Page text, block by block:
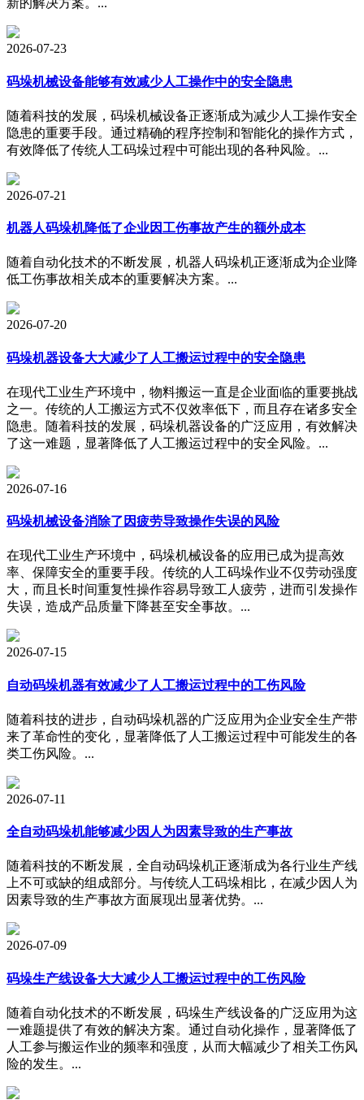
新的解决方案。...
2026-07-23
码垛机械设备能够有效减少人工操作中的安全隐患
随着科技的发展，码垛机械设备正逐渐成为减少人工操作安全
隐患的重要手段。通过精确的程序控制和智能化的操作方式，
有效降低了传统人工码垛过程中可能出现的各种风险。...
2026-07-21
机器人码垛机降低了企业因工伤事故产生的额外成本
随着自动化技术的不断发展，机器人码垛机正逐渐成为企业降
低工伤事故相关成本的重要解决方案。...
2026-07-20
码垛机器设备大大减少了人工搬运过程中的安全隐患
在现代工业生产环境中，物料搬运一直是企业面临的重要挑战
之一。传统的人工搬运方式不仅效率低下，而且存在诸多安全
隐患。随着科技的发展，码垛机器设备的广泛应用，有效解决
了这一难题，显著降低了人工搬运过程中的安全风险。...
2026-07-16
码垛机械设备消除了因疲劳导致操作失误的风险
在现代工业生产环境中，码垛机械设备的应用已成为提高效
率、保障安全的重要手段。传统的人工码垛作业不仅劳动强度
大，而且长时间重复性操作容易导致工人疲劳，进而引发操作
失误，造成产品质量下降甚至安全事故。...
2026-07-15
自动码垛机器有效减少了人工搬运过程中的工伤风险
随着科技的进步，自动码垛机器的广泛应用为企业安全生产带
来了革命性的变化，显著降低了人工搬运过程中可能发生的各
类工伤风险。...
2026-07-11
全自动码垛机能够减少因人为因素导致的生产事故
随着科技的不断发展，全自动码垛机正逐渐成为各行业生产线
上不可或缺的组成部分。与传统人工码垛相比，在减少因人为
因素导致的生产事故方面展现出显著优势。...
2026-07-09
码垛生产线设备大大减少人工搬运过程中的工伤风险
随着自动化技术的不断发展，码垛生产线设备的广泛应用为这
一难题提供了有效的解决方案。通过自动化操作，显著降低了
人工参与搬运作业的频率和强度，从而大幅减少了相关工伤风
险的发生。...